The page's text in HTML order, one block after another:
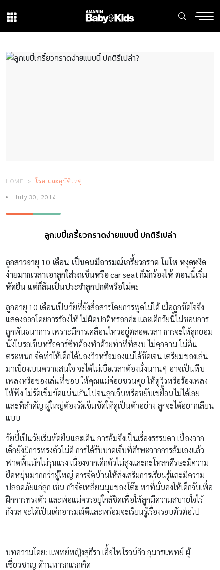
HOME โรค และอุบัติเหตุ
July 30, 2014
ลูกเบบี๋เกรี้ยวกราดง่ายแบบนี้ ปกติรึเปล่า
ลูกสาวอายุ 10 เดือน เป็นคนมีอารมณ์เกรี้ยวกราด โมโห หงุดหงิด
ง่ายมากเวลาเอาลูกใส่รถเข็นหรือ car seat ก็มักร้องไห้ ตอนนี้เริ่ม
หัดยืน แต่ก็ล้มเป็นประจำลูกปกติหรือไม่คะ
ลูกอายุ 10 เดือนเป็นวัยที่ยังสื่อสารโดยการพูดไม่ได้ เมื่อถูกขัดใจจึง
แสดงออกโดยการร้องไห้ ไม่ผิดปกติหรอกค่ะ และเด็กวัยนี้ไม่ชอบการ
ถูกพันธนาการ เพราะมีการเคลื่อนไหวอยู่ตลอดเวลา การจะให้ลูกยอม
นั่งในรถเข็นหรือคาร์ซีทต้องทำด้วยท่าทีที่สงบ ไม่คุกคาม ไม่ตื่น
ตระหนก จัดท่าให้เด็กได้มองวิวหรือมองแม่ได้ชัดเจน เตรียมของเล่น
มาเบี่ยงเบนความสนใจ จะได้ไม่เบื่อเวลาต้องนั่งนานๆ อาจเป็นหีบ
เพลงหรือของเล่นที่ชอบ ให้คุณแม่ค่อยชวนคุย ให้ดูวิวหรือร้องเพลง
ให้ฟัง ไม่รัดเข็มขัดแน่นเกินไปจนลูกเจ็บหรือขยับเขยื้อนไม่ได้เลย
และที่สำคัญ ผู้ใหญ่ต้องรัดเข็มขัดให้ดูเป็นตัวอย่าง ลูกจะได้อยากเลียน
แบบ
วัยนี้เป็นวัยเริ่มหัดยืนและเดิน การล้มจึงเป็นเรื่องธรรมดา เนื่องจาก
เด็กยังมีการทรงตัวไม่ดี การได้รับบาดเจ็บที่ศีรษะจากการล้มเองแล้ว
ฟาดพื้นมักไม่รุนแรง เนื่องจากเด็กตัวไม่สูงและกะโหลกศีรษะมีความ
ยืดหยุ่นมากกว่าผู้ใหญ่ ควรจัดบ้านให้ส่งเสริมการเรียนรู้และมีความ
ปลอดภัยแก่ลูก เช่น กำจัดเหลี่ยมมุมของโต๊ะ หาที่มั่นคงให้เด็กจับเพื่อ
ฝึกการทรงตัว และพ่อแม่ควรอยู่ใกล้ชิดเพื่อให้ลูกมีความสบายใจไร้
กังวล จะได้เป็นเด็กอารมณ์ดีและพร้อมจะเรียนรู้เรื่องรอบตัวต่อไป
บทความโดย: แพทย์หญิงสุธีรา เอื้อไพโรจน์กิจ กุมารแพทย์ ผู้
เชี่ยวชาญ ด้านทารกแรกเกิด